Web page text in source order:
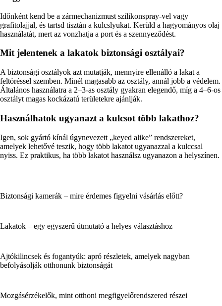
Időnként kend be a zármechanizmust szilikonspray-vel vagy
grafitolajjal, és tartsd tisztán a kulcslyukat. Kerüld a hagyományos olaj
használatát, mert az vonzhatja a port és a szennyeződést.
Mit jelentenek a lakatok biztonsági osztályai?
A biztonsági osztályok azt mutatják, mennyire ellenálló a lakat a
feltöréssel szemben. Minél magasabb az osztály, annál jobb a védelem.
Általános használatra a 2–3-as osztály gyakran elegendő, míg a 4–6-os
osztályt magas kockázatú területekre ajánlják.
Használhatok ugyanazt a kulcsot több lakathoz?
Igen, sok gyártó kínál úgynevezett „keyed alike” rendszereket,
amelyek lehetővé teszik, hogy több lakatot ugyanazzal a kulccsal
nyiss. Ez praktikus, ha több lakatot használsz ugyanazon a helyszínen.
Biztonsági kamerák – mire érdemes figyelni vásárlás előtt?
Lakatok – egy egyszerű útmutató a helyes választáshoz
Ajtókilincsek és fogantyúk: apró részletek, amelyek nagyban
befolyásolják otthonunk biztonságát
Mozgásérzékelők, mint otthoni megfigyelőrendszered részei